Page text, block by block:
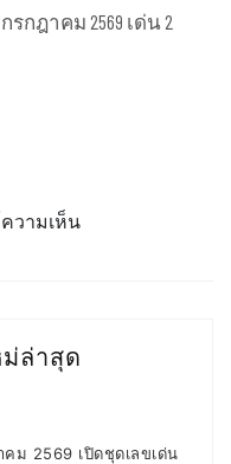
รกฎาคม 2569 เด่น 2
วามเห็น
ล่าสุด
คม 2569 เปิดชุดเลขเด่น